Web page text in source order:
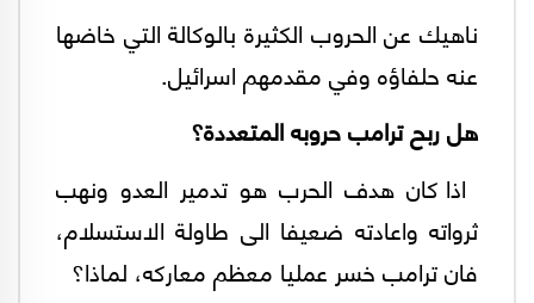
ناهيك عن الحروب الكثيرة بالوكالة التي خاضها
عنه حلفاؤه وفي مقدمهم اسرائيل.
هل ربح ترامب حروبه المتعددة؟
اذا كان هدف الحرب هو تدمير العدو ونهب
ثرواته واعادته ضعيفا الى طاولة الاستسلام،
فان ترامب خسر عمليا معظم معاركه، لماذا؟